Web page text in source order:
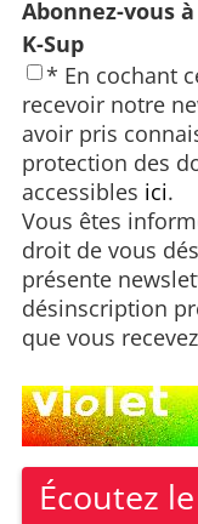
Abonnez-vous
K-Sup
* En cochant
recevoir notre
avoir pris
protection des
accessibles ici.
Vous êtes
droit de vous
présente
désinscription
que vous
Écoutez